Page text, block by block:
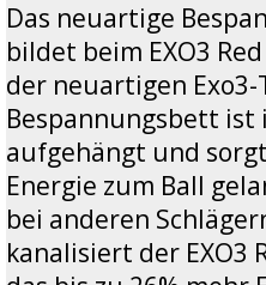
Das neuartige
bildet beim EXO3
der neuartigen Exo3-
Bespannungsbett ist
aufgehängt und
Energie zum Ball
bei anderen
kanalisiert der EXO3